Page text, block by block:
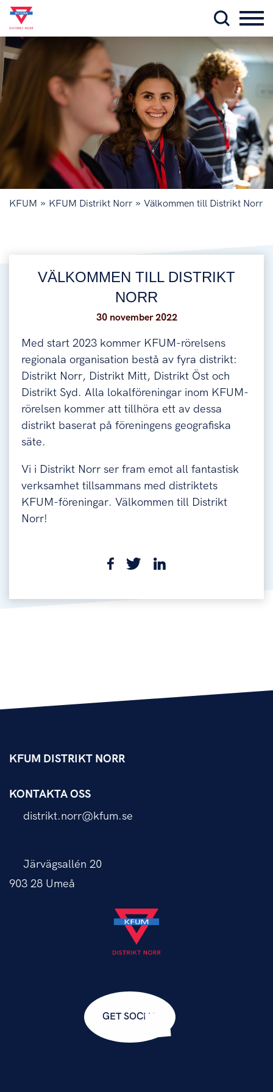
KFUM » KFUM Distrikt Norr » Välkommen till Distrikt Norr
VÄLKOMMEN TILL DISTRIKT
NORR
30 november 2022
Med start 2023 kommer KFUM-rörelsens
regionala organisation bestå av fyra distrikt:
Distrikt Norr, Distrikt Mitt, Distrikt Öst och
Distrikt Syd. Alla lokalföreningar inom KFUM-
rörelsen kommer att tillhöra ett av dessa
distrikt baserat på föreningens geografiska
säte.
Vi i Distrikt Norr ser fram emot all fantastisk
verksamhet tillsammans med distriktets
KFUM-föreningar. Välkommen till Distrikt
Norr!
KFUM DISTRIKT NORR
KONTAKTA OSS
distrikt.norr@kfum.se
Järvägsallén 20
903 28 Umeå
GET SOCIAL